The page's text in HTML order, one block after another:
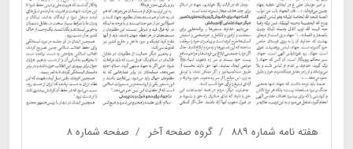
هفته نامه شماره ۸۸۹ گروه صفحه آخر صفحه شماره ۸